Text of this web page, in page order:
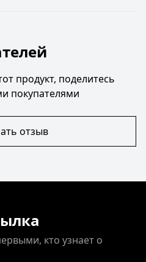
продукт, поделитесь
покупателями
отзыв
кто узнает о